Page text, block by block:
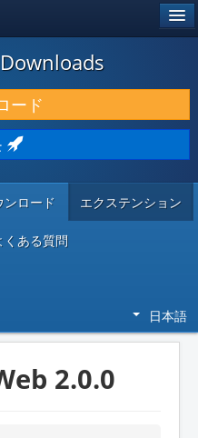
ード
ンロード エクステンション
くある質問
日本語
2.0.0